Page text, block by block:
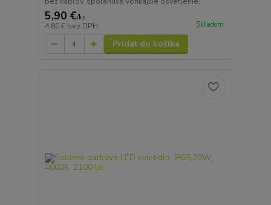
5,90 €/ks
4,80 € bez DPH Skladom
Pridať do košíka